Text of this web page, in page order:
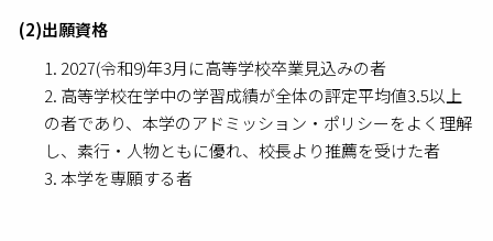
(2)出願資格
2027(令和9)年3月に高等学校卒業見込みの者
高等学校在学中の学習成績が全体の評定平均値3.5以上
の者であり、本学のアドミッション・ポリシーをよく理解
し、素行・人物ともに優れ、校長より推薦を受けた者
本学を専願する者